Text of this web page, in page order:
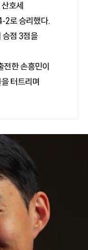
호세
2로 승리했다.
승점 3점을
한 손흥민이
터트리며